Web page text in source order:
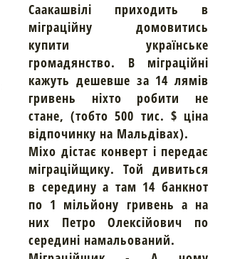
Саакашвілі приходить в
міграційну домовитись
купити українське
громадянство. В міграційні
кажуть дешевше за 14 лямів
гривень ніхто робити не
стане, (тобто 500 тис. $ ціна
відпочинку на Мальдівах).
Міхо дістає конверт і передає
міграційщику. Той дивиться
в середину а там 14 банкнот
по 1 мільйону гривень а на
них Петро Олексійович по
середині намальований.